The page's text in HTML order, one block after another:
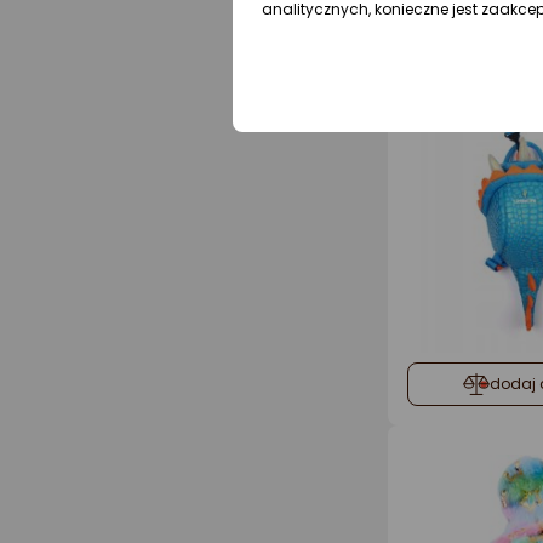
dodaj
analitycznych, konieczne jest